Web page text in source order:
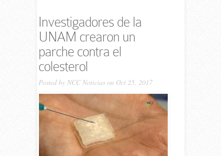
Investigadores de la
UNAM crearon un
parche contra el
colesterol
Posted by NCC Noticiason Oct 25, 2017